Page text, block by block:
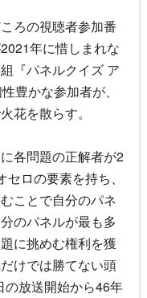
ろの視聴者参加番
年に惜しまれな
『パネルクイズ ア
豊かな参加者が、
花を散らす。
各問題の正解者が2
ロの要素を持ち、
ことで自分のパネ
のパネルが最も多
に挑めむ権利を獲
けでは勝てない頭
の放送開始から46年